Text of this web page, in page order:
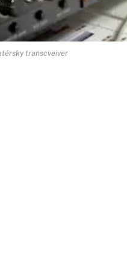
transcveiver